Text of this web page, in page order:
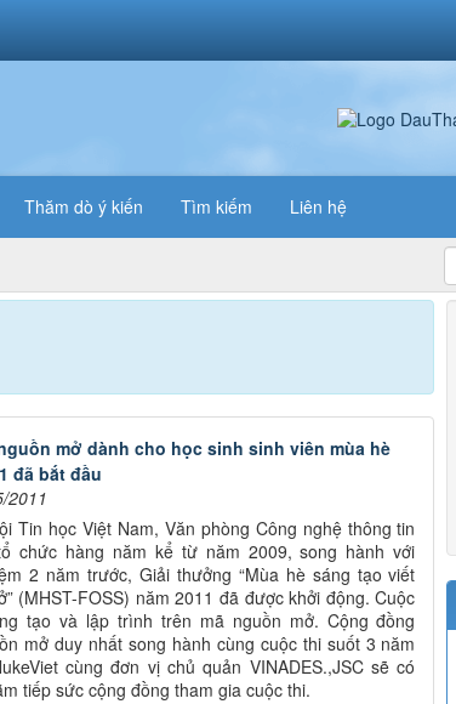
Thăm dò ý kiến Tìm kiếm Liên hệ
mở dành cho học sinh sinh viên mùa hè
đã bắt đầu
2011
Tin học Việt Nam, Văn phòng Công nghệ thông tin
chức hàng năm kể từ năm 2009, song hành với
2 năm trước, Giải thưởng “Mùa hè sáng tạo viết
(MHST-FOSS) năm 2011 đã được khởi động. Cuộc
tạo và lập trình trên mã nguồn mở. Cộng đồng
mở duy nhất song hành cùng cuộc thi suốt 3 năm
cùng đơn vị chủ quản VINADES.,JSC sẽ có
tiếp sức cộng đồng tham gia cuộc thi.